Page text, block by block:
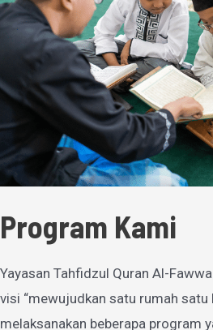
Program Kami
Yayasan Tahfidzul Quran Al-
visi “mewujudkan satu rumah satu
melaksanakan beberapa program